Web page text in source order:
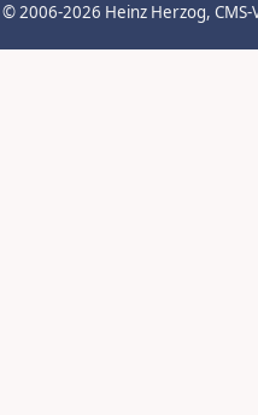
© 2006-2026 Heinz Herzog,